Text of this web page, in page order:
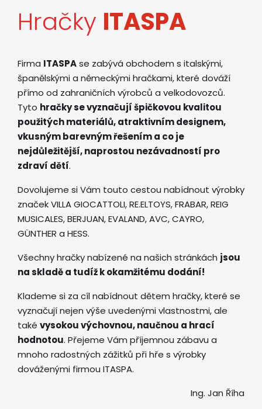
Hračky ITASPA
Firma ITASPAse zabývá obchodem s italskými,
španělskými a německými hračkami, které dováží
přímo od zahraničních výrobců a velkodovozců.
Tyto hračky se vyznačují špičkovou kvalitou
použitých materiálů, atraktivním designem,
vkusným barevným řešením a co je
nejdůležitější, naprostou nezávadností pro
zdraví dětí.
Dovolujeme si Vám touto cestou nabídnout výrobky
značek VILLA GIOCATTOLI, RE.ELTOYS, FRABAR, REIG
MUSICALES, BERJUAN, EVALAND, AVC, CAYRO,
GÜNTHER a HESS.
Všechny hračky nabízené na našich stránkách jsou
na skladě a tudíž k okamžitému dodání!
Klademe si za cíl nabídnout dětem hračky, které se
vyznačují nejen výše uvedenými vlastnostmi, ale
také vysokou výchovnou, naučnou a hrací
hodnotou. Přejeme Vám příjemnou zábavu a
mnoho radostných zážitků při hře s výrobky
dováženými firmou ITASPA.
Ing. Jan Říha